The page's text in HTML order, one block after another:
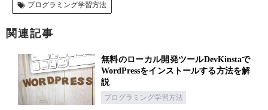
プログラミング学習方法
関連記事
無料のローカル開発ツールDevKinstaで
WordPressをインストールする方法を解
説
プログラミング学習方法